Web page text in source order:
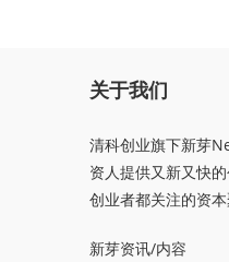
关于我们
清科创业旗下新芽
资人提供又新又快
创业者都关注的资
新芽资讯/内容